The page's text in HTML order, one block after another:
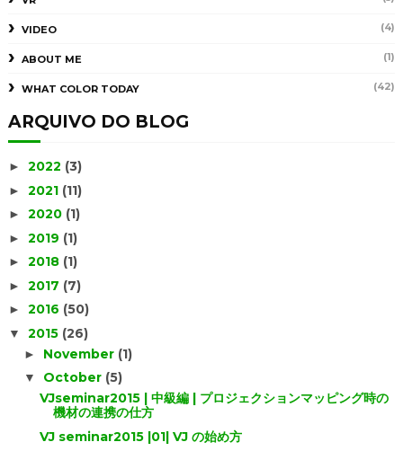
VIDEO (4)
ABOUT ME (1)
WHAT COLOR TODAY (42)
ARQUIVO DO BLOG
► 2022 (3)
► 2021 (11)
► 2020 (1)
► 2019 (1)
► 2018 (1)
► 2017 (7)
► 2016 (50)
▼ 2015 (26)
► November (1)
▼ October (5)
VJseminar2015 | 中級編 | プロジェクションマッピング時の
機材の連携の仕方
VJ seminar2015 |01| VJ の始め方